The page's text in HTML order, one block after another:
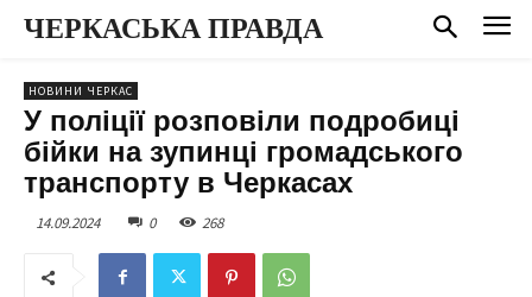
ЧЕРКАСЬКА ПРАВДА
НОВИНИ ЧЕРКАС
У поліції розповіли подробиці
бійки на зупинці громадського
транспорту в Черкасах
14.09.2024 0 268